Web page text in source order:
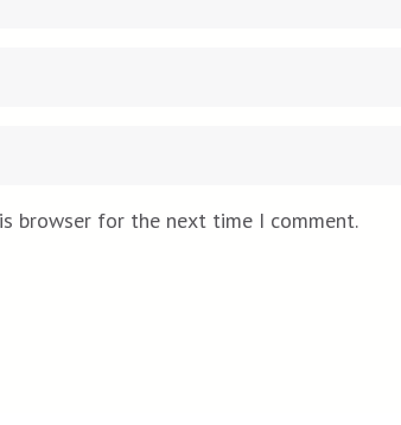
browser for the next time I comment.